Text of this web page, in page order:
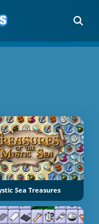
Sea Treasures